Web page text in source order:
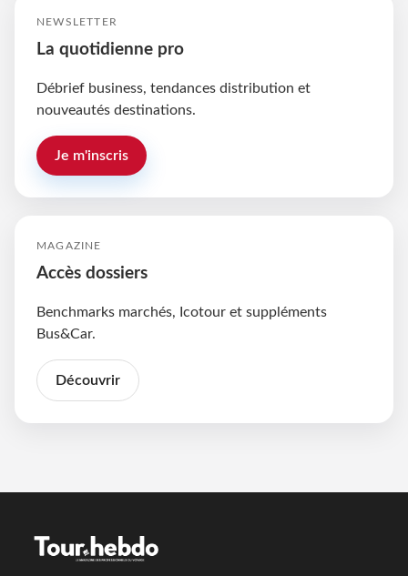
NEWSLETTER
La quotidienne pro
Débrief business, tendances distribution et
nouveautés destinations.
Je m'inscris
MAGAZINE
Accès dossiers
Benchmarks marchés, Icotour et suppléments
Bus&Car.
Découvrir